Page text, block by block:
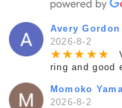
Avery Gordon
2026-8-2
★★★ ★★
ring and good
Momoko
2026-8-2